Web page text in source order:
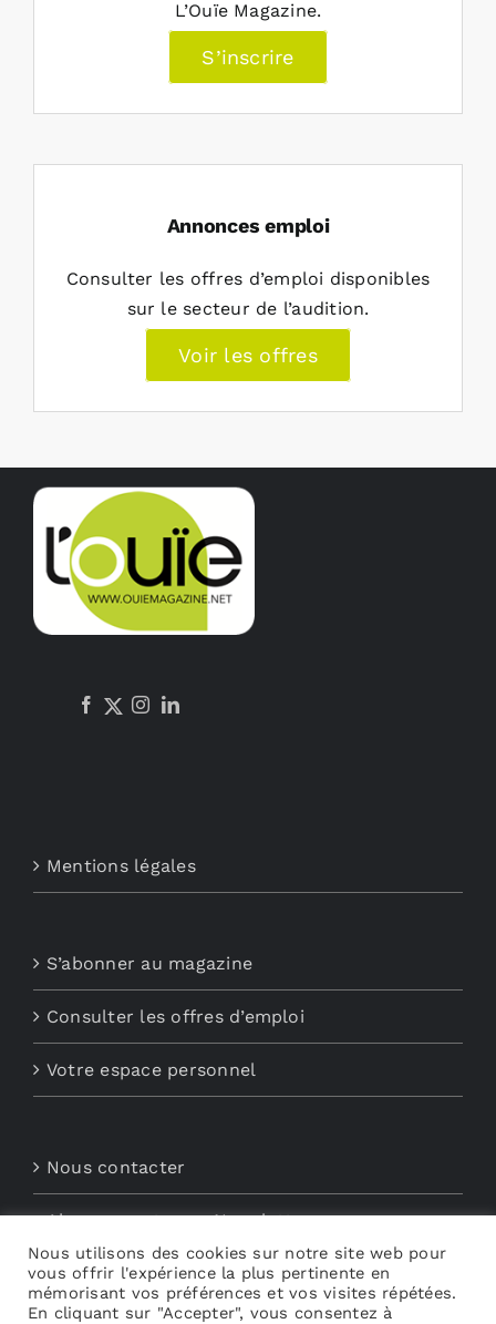
L’Ouïe Magazine.
S’inscrire
Annonces emploi
Consulter les offres d’emploi disponibles
sur le secteur de l’audition.
Voir les offres
Mentions légales
S’abonner au magazine
Consulter les offres d’emploi
Votre espace personnel
Nous contacter
Abonnements aux Newsletters
Découvrez My Audio
Nous utilisons des cookies sur notre site web pour
vous offrir l'expérience la plus pertinente en
mémorisant vos préférences et vos visites répétées.
En cliquant sur "Accepter", vous consentez à